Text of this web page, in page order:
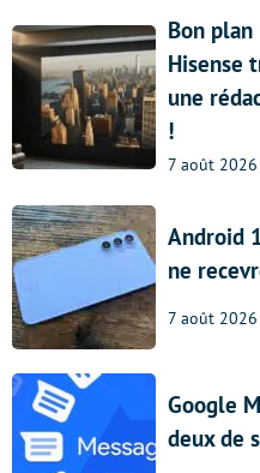
Bon
Hisense
une
!
7 août
Android
ne
7 août
Google
deux de